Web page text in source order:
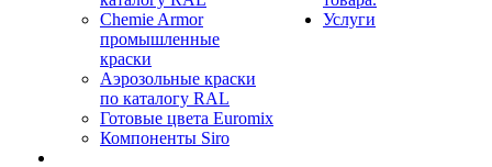
Chemie Armor
промышленные
краски
Аэрозольные краски
по каталогу RAL
Готовые цвета Euromix
Компоненты Siro
Услуги